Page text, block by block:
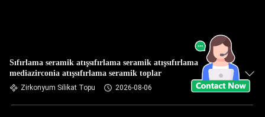
Sıfırlama seramik atışsıfırlama seramik atışsıfırlama
mediazirconia atışsıfırlama seramik toplar
Zirkonyum Silikat Topu 2026-08-06